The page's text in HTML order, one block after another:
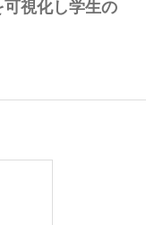
視化し学生の